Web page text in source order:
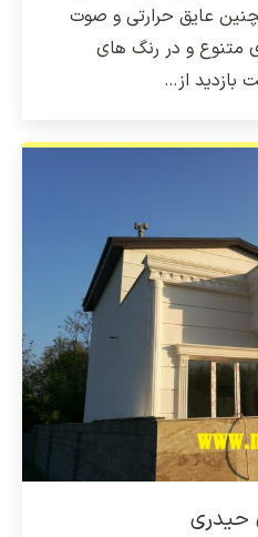
عایق حرارتی و صوت
متنوع و در رنگ های
از…
حیدری